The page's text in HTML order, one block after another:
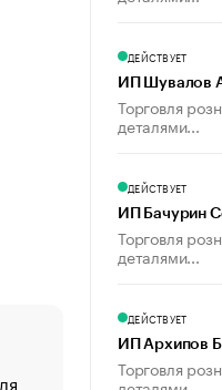
«От спорта тело
ДЕЙСТВУЕТ
ИП Шувалов
Торговля
деталями...
ДЕЙСТВУЕТ
ИП Бачурин
Торговля
деталями...
ДЕЙСТВУЕТ
ИП Архипов
Торговля